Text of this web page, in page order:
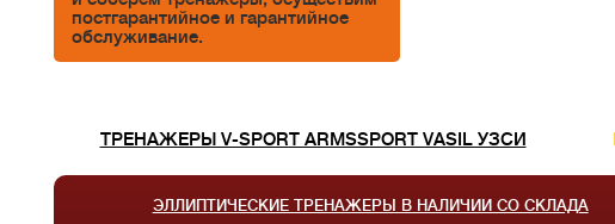
постгарантийное и гарантийное
обслуживание.
ТРЕНАЖЕРЫ V-SPORT ARMSSPORT VASIL УЗСИ
ЭЛЛИПТИЧЕСКИЕ ТРЕНАЖЕРЫ В НАЛИЧИИ СО СКЛАДА